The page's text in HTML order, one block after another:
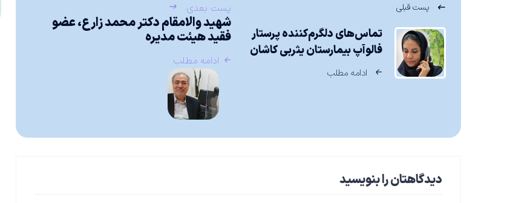
پست قبلی
تماس‌های دلگرم‌کننده پرستار
فالوآپ بیمارستان یثربی کاشان
ادامه مطلب
پست بعدی
شهید والامقام دکتر محمد زارع، عضو
فقید هیئت‌ مدیره
ادامه مطلب
دیدگاهتان را بنویسید